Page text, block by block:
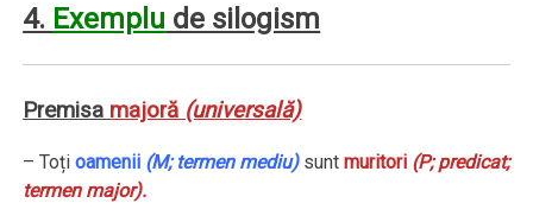
4. Exemplu de silogism
Premisa majoră (universală)
– Toțioamenii (M; termen mediu)suntmuritori (P; predicat;
termen major).